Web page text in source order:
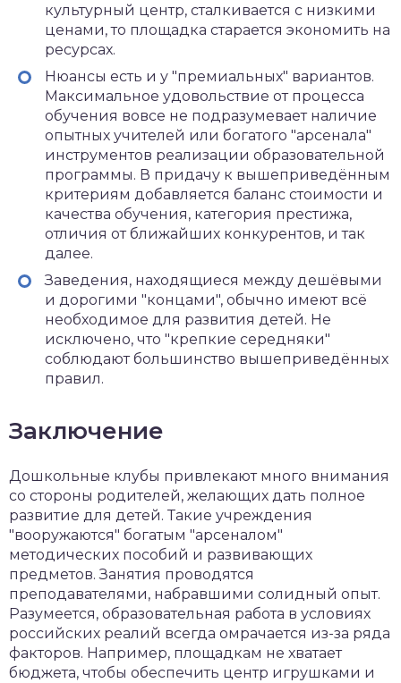
культурный центр, сталкивается с низкими
ценами, то площадка старается экономить на
ресурсах.
Нюансы есть и у "премиальных" вариантов.
Максимальное удовольствие от процесса
обучения вовсе не подразумевает наличие
опытных учителей или богатого "арсенала"
инструментов реализации образовательной
программы. В придачу к вышеприведённым
критериям добавляется баланс стоимости и
качества обучения, категория престижа,
отличия от ближайших конкурентов, и так
далее.
Заведения, находящиеся между дешёвыми
и дорогими "концами", обычно имеют всё
необходимое для развития детей. Не
исключено, что "крепкие середняки"
соблюдают большинство вышеприведённых
правил.
Заключение
Дошкольные клубы привлекают много внимания
со стороны родителей, желающих дать полное
развитие для детей. Такие учреждения
"вооружаются" богатым "арсеналом"
методических пособий и развивающих
предметов. Занятия проводятся
преподавателями, набравшими солидный опыт.
Разумеется, образовательная работа в условиях
российских реалий всегда омрачается из-за ряда
факторов. Например, площадкам не хватает
бюджета, чтобы обеспечить центр игрушками и